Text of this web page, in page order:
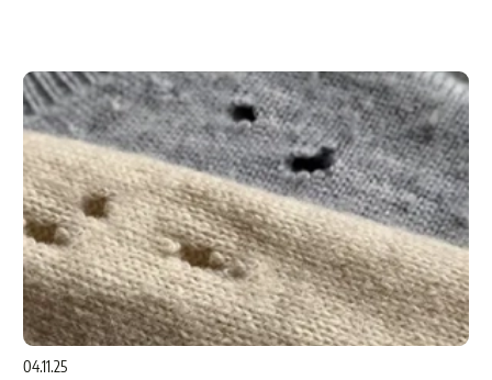
04.11.25